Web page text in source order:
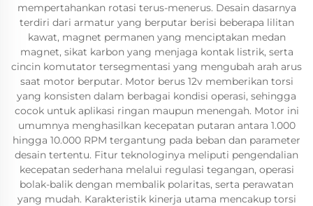
mempertahankan rotasi terus-menerus. Desain dasarnya
terdiri dari armatur yang berputar berisi beberapa lilitan
kawat, magnet permanen yang menciptakan medan
magnet, sikat karbon yang menjaga kontak listrik, serta
cincin komutator tersegmentasi yang mengubah arah arus
saat motor berputar. Motor berus 12v memberikan torsi
yang konsisten dalam berbagai kondisi operasi, sehingga
cocok untuk aplikasi ringan maupun menengah. Motor ini
umumnya menghasilkan kecepatan putaran antara 1.000
hingga 10.000 RPM tergantung pada beban dan parameter
desain tertentu. Fitur teknologinya meliputi pengendalian
kecepatan sederhana melalui regulasi tegangan, operasi
bolak-balik dengan membalik polaritas, serta perawatan
yang mudah. Karakteristik kinerja utama mencakup torsi